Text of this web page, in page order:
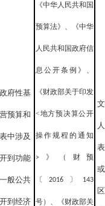
府性基
预算和
中涉及
到功能
般公共
到经济
《中华人民共和国
预算法》、《中华
人民共和国政府信
息公开条例》、
《财政部关于印发
<地方预决算公开
操作规程的通知
> 》（财预
〔 2016 〕 143
号）、《财政部关